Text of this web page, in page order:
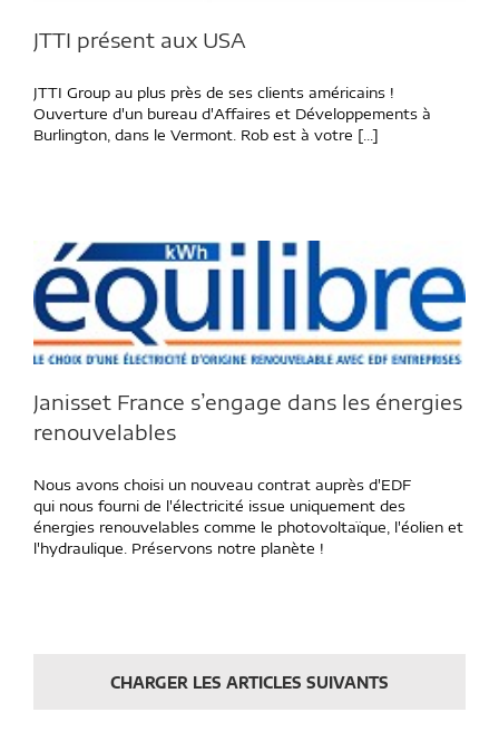
JTTI présent aux USA
JTTI Group au plus près de ses clients américains !
Ouverture d'un bureau d'Affaires et Développements à
Burlington, dans le Vermont. Rob est à votre [...]
Janisset France s’engage dans les énergies
renouvelables
Nous avons choisi un nouveau contrat auprès d'EDF
qui nous fourni de l'électricité issue uniquement des
énergies renouvelables comme le photovoltaïque, l'éolien et
l'hydraulique. Préservons notre planète !
CHARGER LES ARTICLES SUIVANTS